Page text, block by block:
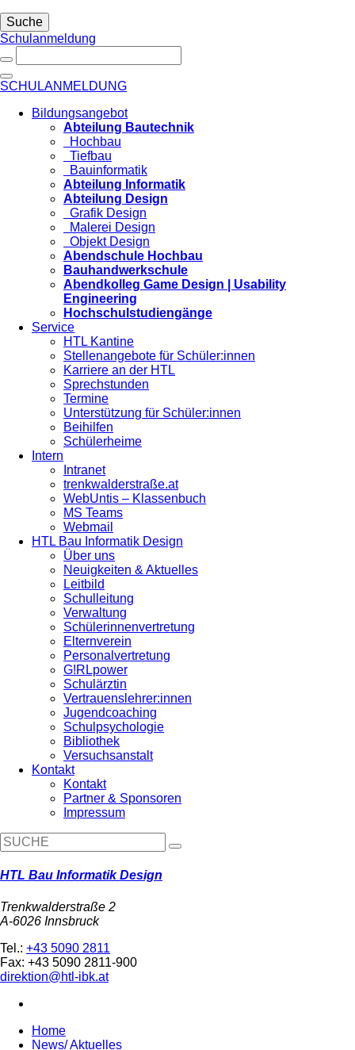
Suche
Schulanmeldung
SCHULANMELDUNG
Bildungsangebot
Abteilung Bautechnik
Hochbau
Tiefbau
Bauinformatik
Abteilung Informatik
Abteilung Design
Grafik Design
Malerei Design
Objekt Design
Abendschule Hochbau
Bauhandwerkschule
Abendkolleg Game Design | Usability
Engineering
Hochschulstudiengänge
Service
HTL Kantine
Stellenangebote für Schüler:innen
Karriere an der HTL
Sprechstunden
Termine
Unterstützung für Schüler:innen
Beihilfen
Schülerheime
Intern
Intranet
trenkwalderstraße.at
WebUntis – Klassenbuch
MS Teams
Webmail
HTL Bau Informatik Design
Über uns
Neuigkeiten & Aktuelles
Leitbild
Schulleitung
Verwaltung
Schülerinnenvertretung
Elternverein
Personalvertretung
G!RLpower
Schulärztin
Vertrauenslehrer:innen
Jugendcoaching
Schulpsychologie
Bibliothek
Versuchsanstalt
Kontakt
Kontakt
Partner & Sponsoren
Impressum
HTL Bau Informatik Design
Trenkwalderstraße 2
A-6026 Innsbruck
Tel.: +43 5090 2811
Fax: +43 5090 2811-900
direktion@htl-ibk.at
Home
News/ Aktuelles